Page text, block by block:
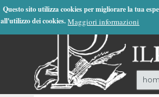
Questo sito utilizza cookies per migliorare la tua
all'utilizzo dei cookies. Maggiori informazioni